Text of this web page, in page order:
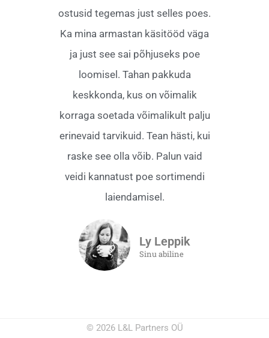
ostusid tegemas just selles poes.
Ka mina armastan käsitööd väga
ja just see sai põhjuseks poe
loomisel. Tahan pakkuda
keskkonda, kus on võimalik
korraga soetada võimalikult palju
erinevaid tarvikuid. Tean hästi, kui
raske see olla võib. Palun vaid
veidi kannatust poe sortimendi
laiendamisel.
Ly Leppik
Sinu abiline
© 2026 L&L Partners OÜ